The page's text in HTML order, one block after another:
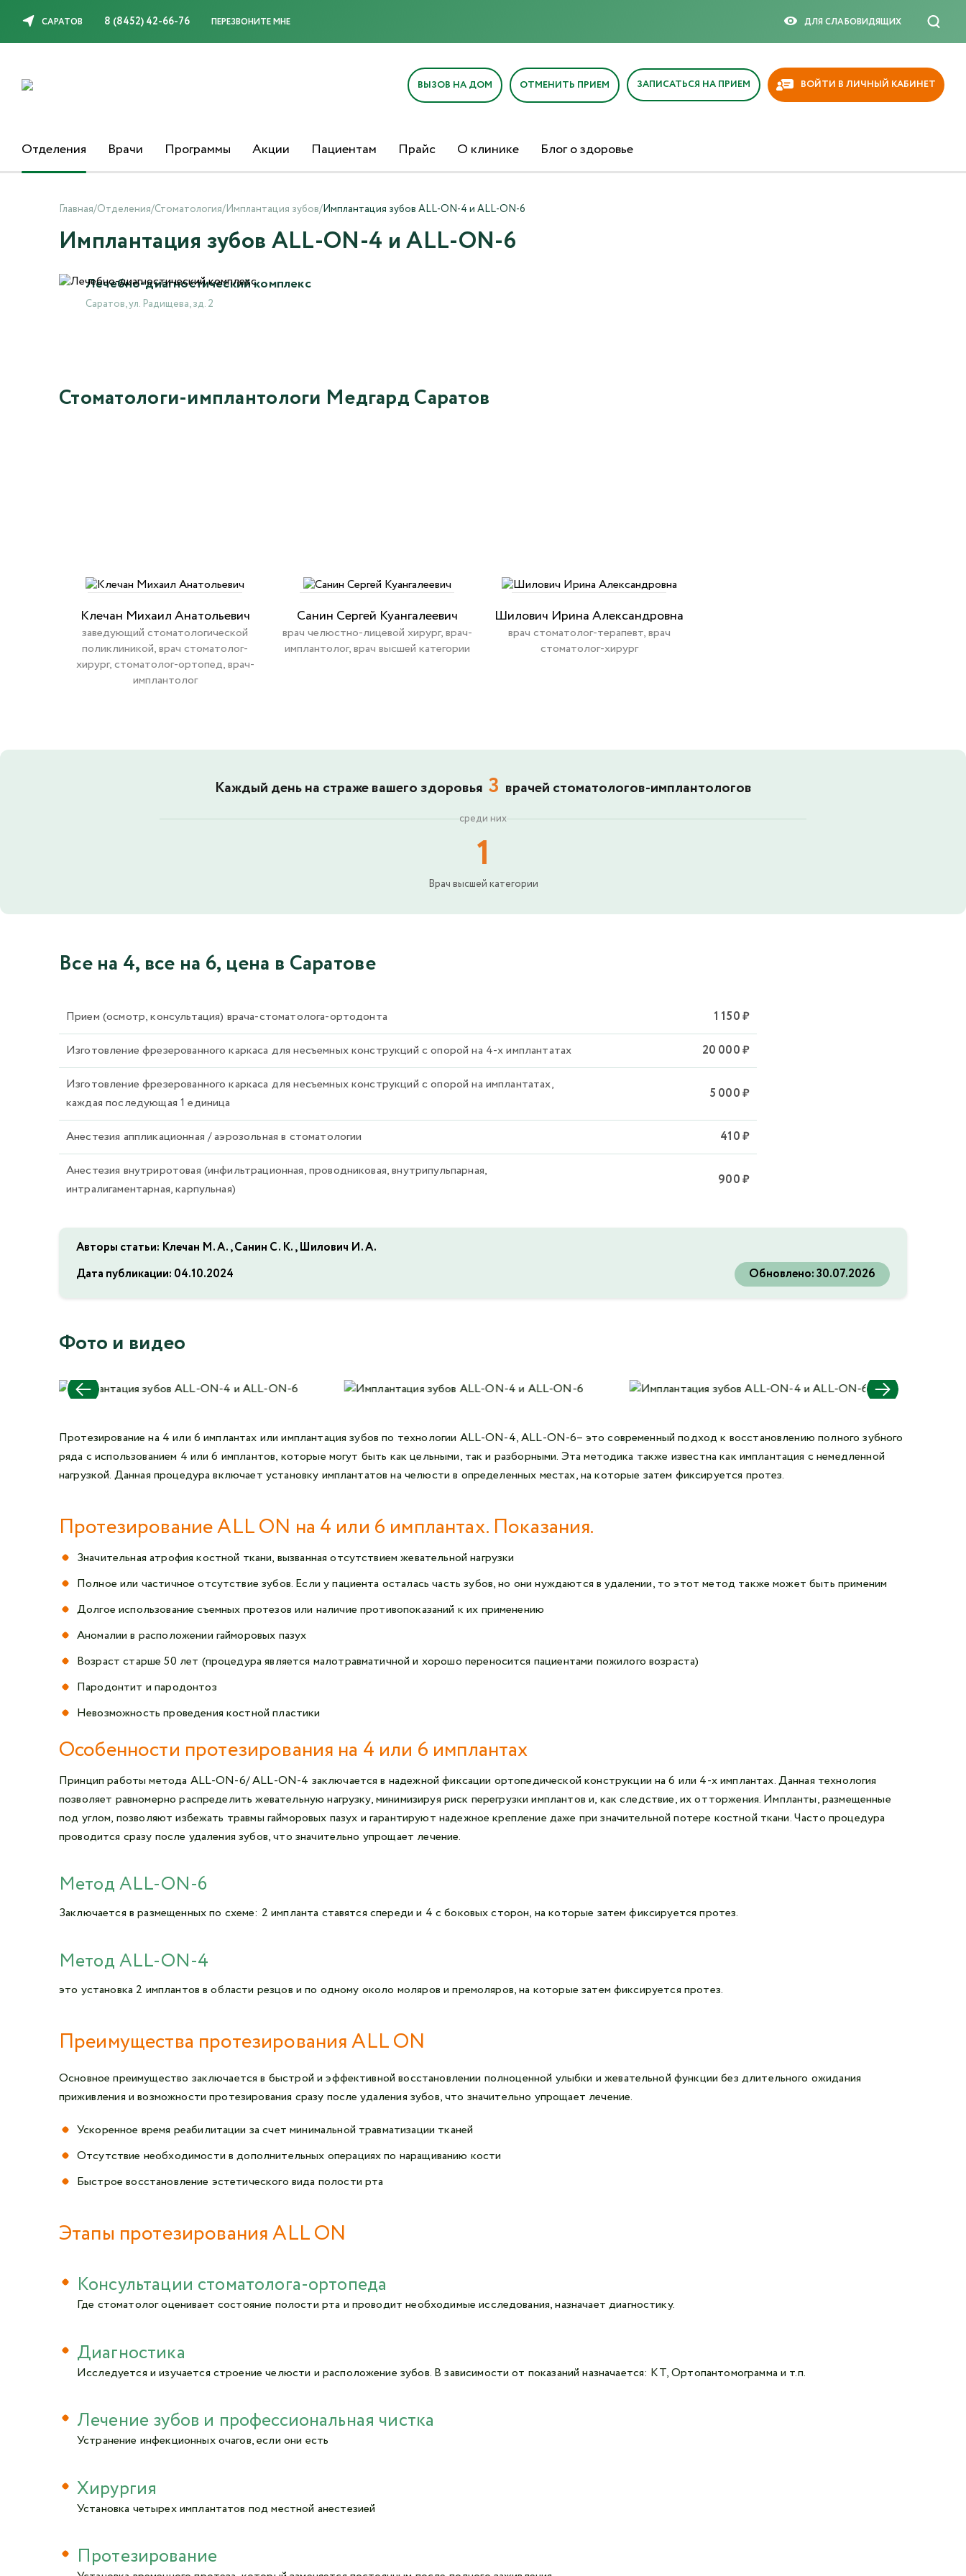
САРАТОВ 8 (8452) 42-66-76 ПЕРЕЗВОНИТЕ МНЕ ДЛЯ СЛАБОВИДЯЩИX
ВЫЗОВ НА ДОМ ОТМЕНИТЬ ПРИЕМ ЗАПИСАТЬСЯ НА ПРИЕМ ВОЙТИ В ЛИЧНЫЙ КАБИНЕТ
Отделения Врачи Программы Акции Пациентам Прайс О клинике Блог о здоровье
Главная/Отделения/Стоматология/Имплантация зубов/Имплантация зубов ALL-ON-4 и ALL-ON-6
Имплантация зубов ALL-ON-4 и ALL-ON-6
Лечебно-диагностический комплекс
Саратов, ул. Радищева, зд. 2
Стоматологи-имплантологи Медгард Саратов
Клечан Михаил Анатольевич
заведующий стоматологической
поликлиникой, врач стоматолог-
хирург, стоматолог-ортопед, врач-
имплантолог
Санин Сергей Куангалеевич
врач челюстно-лицевой хирург, врач-
имплантолог, врач высшей категории
Шилович Ирина Александровна
врач стоматолог-терапевт, врач
стоматолог-хирург
Каждый день на страже вашего здоровья 3 врачей стоматологов-имплантологов
среди них
1
Врач высшей категории
Все на 4, все на 6, цена в Саратове
Прием (осмотр, консультация) врача-стоматолога-ортодонта 1 150 ₽
Изготовление фрезерованного каркаса для несъемных конструкций с опорой на 4-х имплантатах 20 000 ₽
Изготовление фрезерованного каркаса для несъемных конструкций с опорой на имплантатах,
каждая последующая 1 единица
5 000 ₽
Анестезия аппликационная / аэрозольная в стоматологии 410 ₽
Анестезия внутриротовая (инфильтрационная, проводниковая, внутрипульпарная,
интралигаментарная, карпульная)
900 ₽
Авторы статьи: Клечан М. А., Санин С. К., Шилович И. А.
Дата публикации: 04.10.2024 Обновлено:30.07.2026
Фото и видео
Протезирование на 4 или 6 имплантах или имплантация зубов по технологии ALL-ON-4, ALL-ON-6– это современный подход к восстановлению полного зубного
ряда с использованием 4 или 6 имплантов, которые могут быть как цельными, так и разборными. Эта методика также известна как имплантация с немедленной
нагрузкой. Данная процедура включает установку имплантатов на челюсти в определенных местах, на которые затем фиксируется протез.
Протезирование ALL ON на 4 или 6 имплантах. Показания.
Значительная атрофия костной ткани, вызванная отсутствием жевательной нагрузки
Полное или частичное отсутствие зубов. Если у пациента осталась часть зубов, но они нуждаются в удалении, то этот метод также может быть применим
Долгое использование съемных протезов или наличие противопоказаний к их применению
Аномалии в расположении гайморовых пазух
Возраст старше 50 лет (процедура является малотравматичной и хорошо переносится пациентами пожилого возраста)
Пародонтит и пародонтоз
Невозможность проведения костной пластики
Особенности протезирования на 4 или 6 имплантах
Принцип работы метода ALL-ON-6/ ALL-ON-4 заключается в надежной фиксации ортопедической конструкции на 6 или 4-х имплантах. Данная технология
позволяет равномерно распределить жевательную нагрузку, минимизируя риск перегрузки имплантов и, как следствие, их отторжения. Импланты, размещенные
под углом, позволяют избежать травмы гайморовых пазух и гарантируют надежное крепление даже при значительной потере костной ткани. Часто процедура
проводится сразу после удаления зубов, что значительно упрощает лечение.
Метод ALL-ON-6
Заключается в размещенных по схеме: 2 импланта ставятся спереди и 4 с боковых сторон, на которые затем фиксируется протез.
Метод ALL-ON-4
это установка 2 имплантов в области резцов и по одному около моляров и премоляров, на которые затем фиксируется протез.
Преимущества протезирования ALL ON
Основное преимущество заключается в быстрой и эффективной восстановлении полноценной улыбки и жевательной функции без длительного ожидания
приживления и возможности протезирования сразу после удаления зубов, что значительно упрощает лечение.
Ускоренное время реабилитации за счет минимальной травматизации тканей
Отсутствие необходимости в дополнительных операциях по наращиванию кости
Быстрое восстановление эстетического вида полости рта
Этапы протезирования ALL ON
Консультации стоматолога-ортопеда
Где стоматолог оценивает состояние полости рта и проводит необходимые исследования, назначает диагностику.
Диагностика
Исследуется и изучается строение челюсти и расположение зубов. В зависимости от показаний назначается: КТ, Ортопантомограмма и т.п.
Лечение зубов и профессиональная чистка
Устранение инфекционных очагов, если они есть
Хирургия
Установка четырех имплантатов под местной анестезией
Протезирование